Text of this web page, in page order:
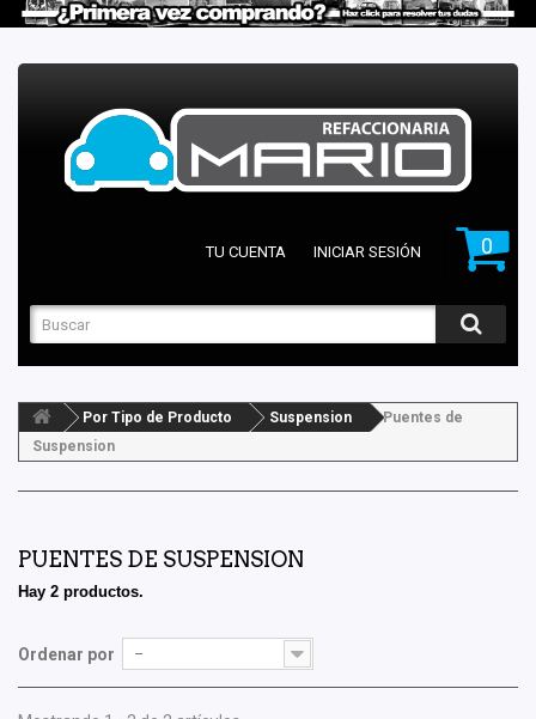
0
TU CUENTA INICIAR SESIÓN
Por Tipo de Producto Suspension
Puentes de
Suspension
PUENTES DE SUSPENSION
Hay 2 productos.
Ordenar por --